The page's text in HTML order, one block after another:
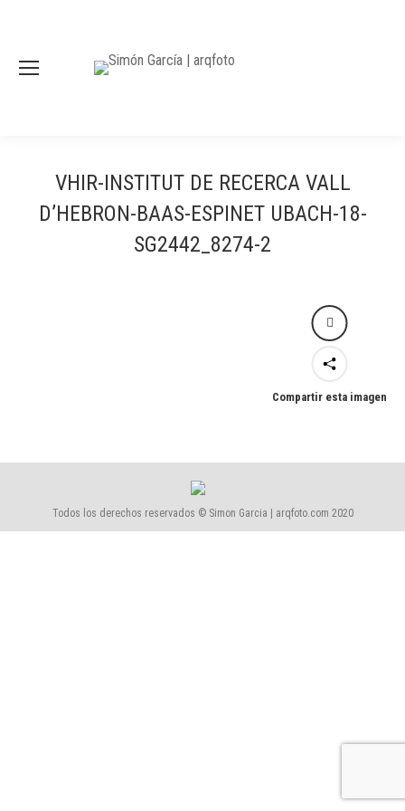
VHIR-INSTITUT DE RECERCA VALL
D’HEBRON-BAAS-ESPINET UBACH-18-
SG2442_8274-2
Compartir esta imagen
Todos los derechos reservados © Simon Garcia | arqfoto.com 2020